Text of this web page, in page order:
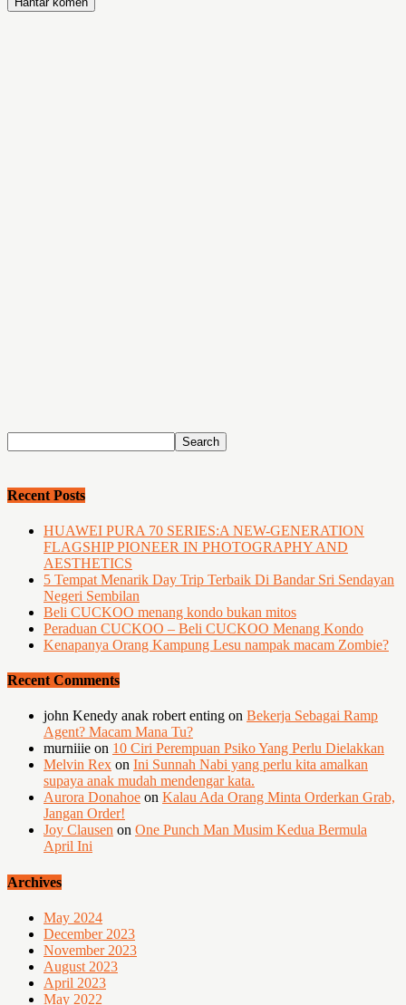
Recent Posts
HUAWEI PURA 70 SERIES:A NEW-GENERATION
FLAGSHIP PIONEER IN PHOTOGRAPHY AND
AESTHETICS
5 Tempat Menarik Day Trip Terbaik Di Bandar Sri Sendayan
Negeri Sembilan
Beli CUCKOO menang kondo bukan mitos
Peraduan CUCKOO – Beli CUCKOO Menang Kondo
Kenapanya Orang Kampung Lesu nampak macam Zombie?
Recent Comments
john Kenedy anak robert enting on Bekerja Sebagai Ramp
Agent? Macam Mana Tu?
murniiie on 10 Ciri Perempuan Psiko Yang Perlu Dielakkan
Melvin Rex on Ini Sunnah Nabi yang perlu kita amalkan
supaya anak mudah mendengar kata.
Aurora Donahoe on Kalau Ada Orang Minta Orderkan Grab,
Jangan Order!
Joy Clausen on One Punch Man Musim Kedua Bermula
April Ini
Archives
May 2024
December 2023
November 2023
August 2023
April 2023
May 2022